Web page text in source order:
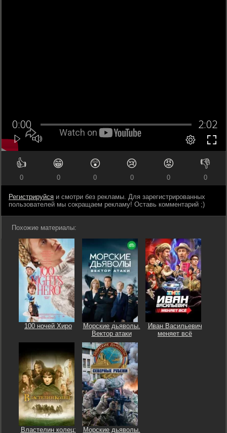
👍
0
😁
0
😲
0
😢
0
😡
0
👎
0
Регистрируйся и смотри без рекламы. Для зарегистрированных
пользователей мы сокращаем рекламу! Оставь комментарий ;)
Похожие материалы:
100 ночей Хиро
Морские дьяволы.
Вектор атаки
Иван Васильевич
меняет всё
Властелин колец: Морские дьяволы.